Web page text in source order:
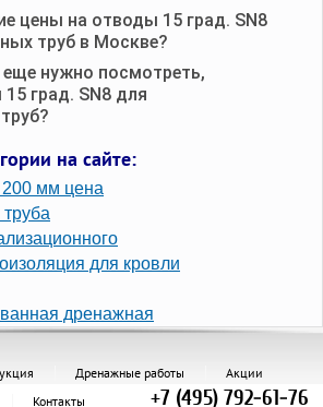
цены на отводы 15 град. SN8
труб в Москве?
нужно посмотреть,
град. SN8 для
на сайте:
мм цена
для кровли
дренажная
Дренажные работы
Акции
Контакты +7 (495) 792-61-76